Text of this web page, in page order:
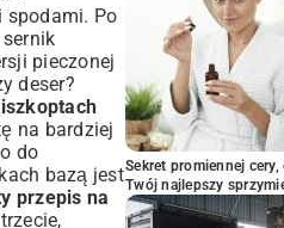
spodami. Po
pieczonej
deser?
na bardziej
do
bazą jest
przepis na
Sekret promiennej
Twój najlepszy